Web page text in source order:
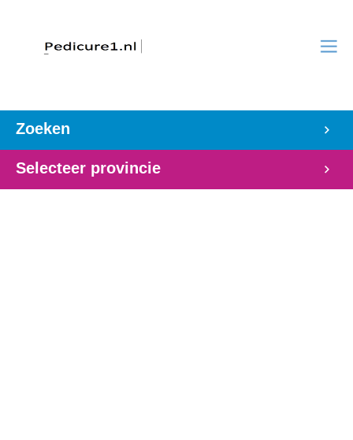
Zoeken
Selecteer provincie